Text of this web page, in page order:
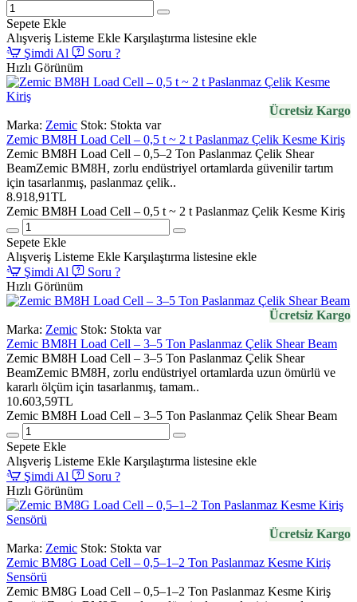
Sepete Ekle
Alışveriş Listeme Ekle Karşılaştırma listesine ekle
Şimdi Al
Soru ?
Hızlı Görünüm
Ücretsiz Kargo
Marka: Zemic Stok: Stokta var
Zemic BM8H Load Cell – 0,5 t ~ 2 t Paslanmaz Çelik Kesme Kiriş
Zemic BM8H Load Cell – 0,5–2 Ton Paslanmaz Çelik Shear
BeamZemic BM8H, zorlu endüstriyel ortamlarda güvenilir tartım
için tasarlanmış, paslanmaz çelik..
8.918,91TL
Zemic BM8H Load Cell – 0,5 t ~ 2 t Paslanmaz Çelik Kesme Kiriş
Sepete Ekle
Alışveriş Listeme Ekle Karşılaştırma listesine ekle
Şimdi Al
Soru ?
Hızlı Görünüm
Ücretsiz Kargo
Marka: Zemic Stok: Stokta var
Zemic BM8H Load Cell – 3–5 Ton Paslanmaz Çelik Shear Beam
Zemic BM8H Load Cell – 3–5 Ton Paslanmaz Çelik Shear
BeamZemic BM8H, zorlu endüstriyel ortamlarda uzun ömürlü ve
kararlı ölçüm için tasarlanmış, tamam..
10.603,59TL
Zemic BM8H Load Cell – 3–5 Ton Paslanmaz Çelik Shear Beam
Sepete Ekle
Alışveriş Listeme Ekle Karşılaştırma listesine ekle
Şimdi Al
Soru ?
Hızlı Görünüm
Ücretsiz Kargo
Marka: Zemic Stok: Stokta var
Zemic BM8G Load Cell – 0,5–1–2 Ton Paslanmaz Kesme Kiriş
Sensörü
Zemic BM8G Load Cell – 0,5–1–2 Ton Paslanmaz Kesme Kiriş